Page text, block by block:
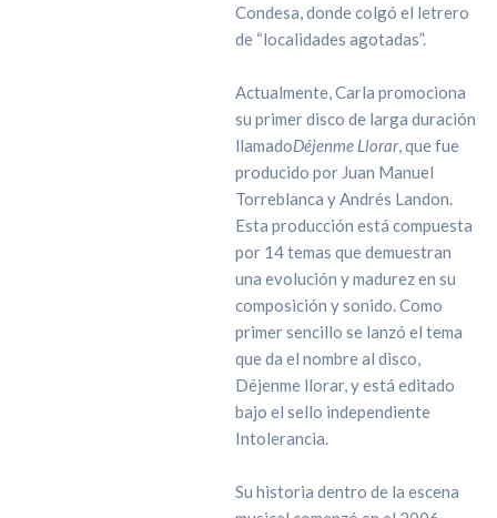
Condesa, donde colgó el letrero
de “localidades agotadas”.
Actualmente, Carla promociona
su primer disco de larga duración
llamadoDéjenme Llorar, que fue
producido por Juan Manuel
Torreblanca y Andrés Landon.
Esta producción está compuesta
por 14 temas que demuestran
una evolución y madurez en su
composición y sonido. Como
primer sencillo se lanzó el tema
que da el nombre al disco,
Déjenme llorar, y está editado
bajo el sello independiente
Intolerancia.
Su historia dentro de la escena